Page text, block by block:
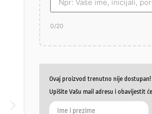
0/20
Ovaj proizvod trenutno nije dostupan!
Upišite Vašu mail adresu i obavijestit